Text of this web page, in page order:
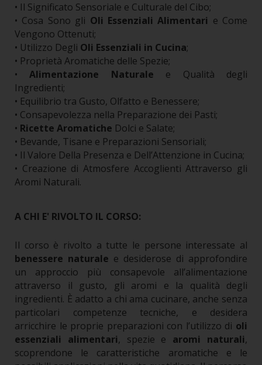
• Il Significato Sensoriale e Culturale del Cibo;
• Cosa Sono gli Oli Essenziali Alimentari e Come
Vengono Ottenuti;
• Utilizzo Degli Oli Essenziali in Cucina;
• Proprietà Aromatiche delle Spezie;
•Alimentazione Naturale e Qualità degli
Ingredienti;
• Equilibrio tra Gusto, Olfatto e Benessere;
• Consapevolezza nella Preparazione dei Pasti;
• Ricette Aromatiche Dolci e Salate;
• Bevande, Tisane e Preparazioni Sensoriali;
• Il Valore Della Presenza e Dell’Attenzione in Cucina;
• Creazione di Atmosfere Accoglienti Attraverso gli
Aromi Naturali.
A CHI E' RIVOLTO IL CORSO:
Il corso è rivolto a tutte le persone interessate al
benessere naturale e desiderose di approfondire
un approccio più consapevole all’alimentazione
attraverso il gusto, gli aromi e la qualità degli
ingredienti. È adatto a chi ama cucinare, anche senza
particolari competenze tecniche, e desidera
arricchire le proprie preparazioni con l’utilizzo di oli
essenziali alimentari, spezie e aromi naturali,
scoprendone le caratteristiche aromatiche e le